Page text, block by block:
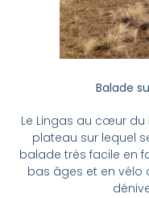
Balade
Le Lingas au cœur du
plateau sur lequel
balade très facile en
bas âges et en vélo